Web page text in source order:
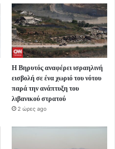
Η Βηρυτός αναφέρει ισραηλινή
εισβολή σε ένα χωριό του νότου
παρά την ανάπτυξη του
λιβανικού στρατού
2 ώρες ago